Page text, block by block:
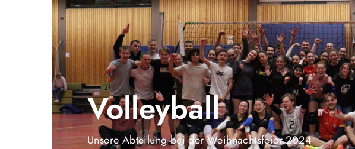
Volleyball
Unsere Abteilung bei der Weihnachtsfeier 2024